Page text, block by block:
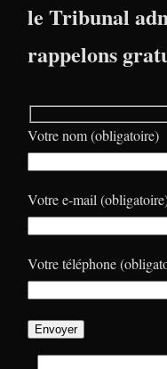
le Tribunal
rappelons
Votre nom (obligatoire)
Votre e-mail
Votre téléphone